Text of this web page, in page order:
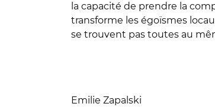
la capacité de prendre la
transforme les égoïsmes
se trouvent pas toutes au
Emilie Zapalski